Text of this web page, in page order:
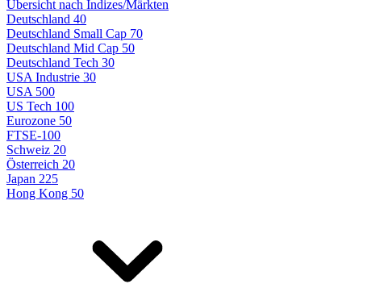
Übersicht nach Indizes/Märkten
Deutschland 40
Deutschland Small Cap 70
Deutschland Mid Cap 50
Deutschland Tech 30
USA Industrie 30
USA 500
US Tech 100
Eurozone 50
FTSE-100
Schweiz 20
Österreich 20
Japan 225
Hong Kong 50